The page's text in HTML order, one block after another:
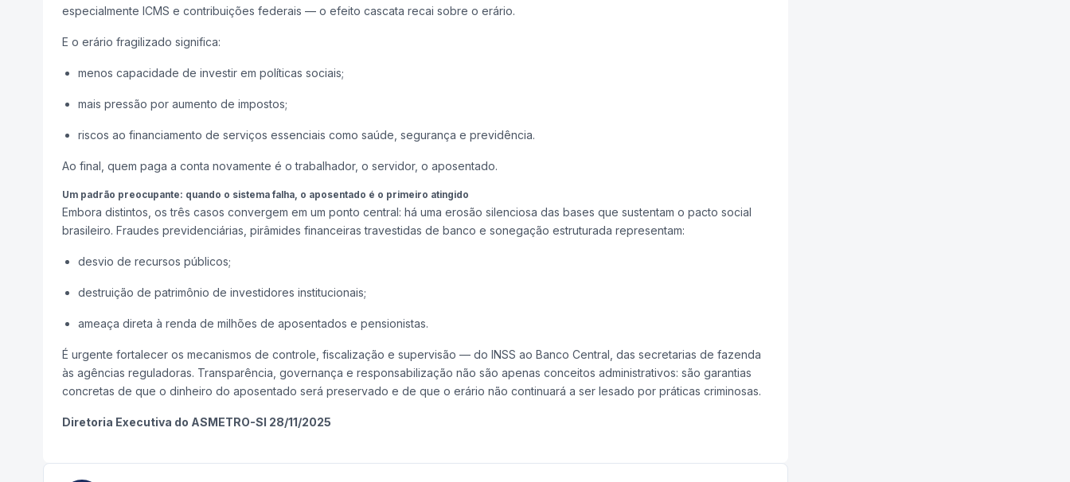
especialmente ICMS e contribuições federais — o efeito cascata recai sobre o erário.
E o erário fragilizado significa:
menos capacidade de investir em políticas sociais;
mais pressão por aumento de impostos;
riscos ao financiamento de serviços essenciais como saúde, segurança e previdência.
Ao final, quem paga a conta novamente é o trabalhador, o servidor, o aposentado.
Um padrão preocupante: quando o sistema falha, o aposentado é o primeiro atingido
Embora distintos, os três casos convergem em um ponto central: há uma erosão silenciosa das bases que sustentam o pacto social
brasileiro. Fraudes previdenciárias, pirâmides financeiras travestidas de banco e sonegação estruturada representam:
desvio de recursos públicos;
destruição de patrimônio de investidores institucionais;
ameaça direta à renda de milhões de aposentados e pensionistas.
É urgente fortalecer os mecanismos de controle, fiscalização e supervisão — do INSS ao Banco Central, das secretarias de fazenda
às agências reguladoras. Transparência, governança e responsabilização não são apenas conceitos administrativos: são garantias
concretas de que o dinheiro do aposentado será preservado e de que o erário não continuará a ser lesado por práticas criminosas.
Diretoria Executiva do ASMETRO-SI 28/11/2025